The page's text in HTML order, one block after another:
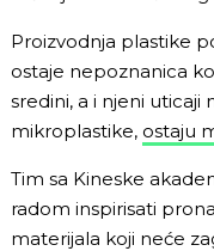
Proizvodnja plastike
ostaje nepoznanica
sredini, a i njeni uticaji
mikroplastike, ostaju
Tim sa Kineske
radom inspirisati
materijala koji neće